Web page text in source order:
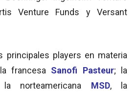
Venture Funds y Versant
principales players en materia
francesa Sanofi Pasteur; la
norteamericana MSD, la